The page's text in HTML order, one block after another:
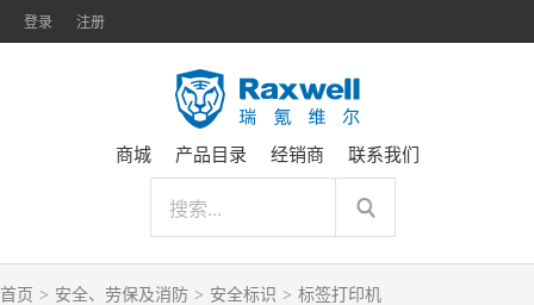
登录 注册
商城 产品目录 经销商 联系我们
首页 > 安全、劳保及消防 > 安全标识 > 标签打印机